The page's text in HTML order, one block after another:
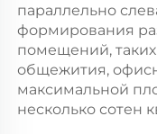
параллельно
формирования
помещений,
общежития,
максимальной
несколько сотен